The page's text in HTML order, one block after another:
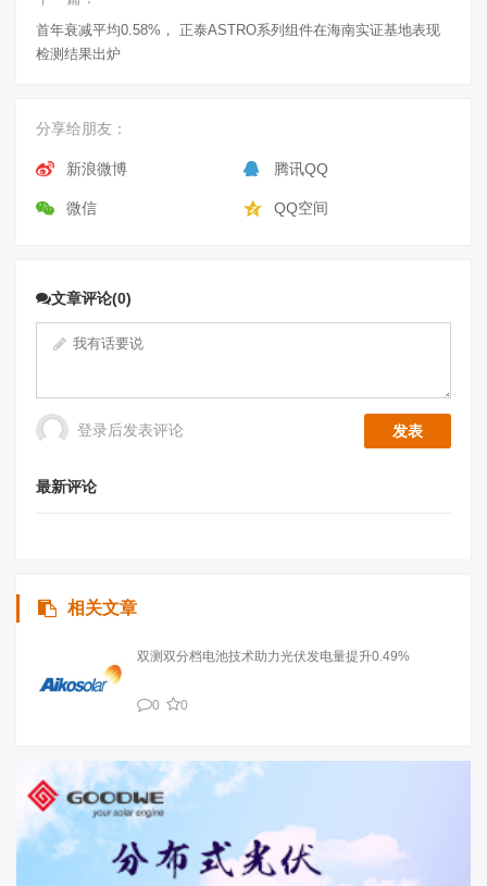
首年衰减平均0.58%， 正泰ASTRO系列组件在海南实证基地表现
检测结果出炉
分享给朋友：
新浪微博 腾讯QQ
微信 QQ空间
文章评论(0)
登录后发表评论
最新评论
相关文章
双测双分档电池技术助力光伏发电量提升0.49%
0 0